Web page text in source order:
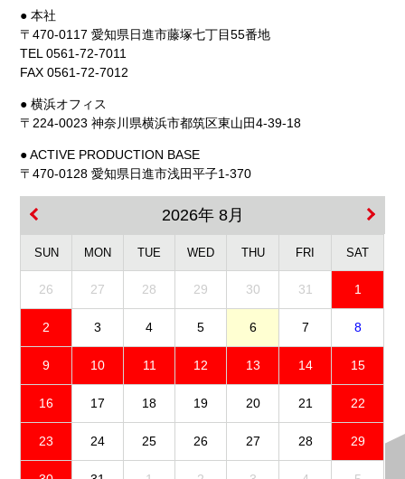
● 本社
〒470-0117 愛知県日進市藤塚七丁目55番地
TEL 0561-72-7011
FAX 0561-72-7012
● 横浜オフィス
〒224-0023 神奈川県横浜市都筑区東山田4-39-18
● ACTIVE PRODUCTION BASE
〒470-0128 愛知県日進市浅田平子1-370
2026年 8月
SUN MON TUE WED THU FRI SAT
26 27 28 29 30 31 1
2 3 4 5 6 7 8
9 10 11 12 13 14 15
16 17 18 19 20 21 22
23 24 25 26 27 28 29